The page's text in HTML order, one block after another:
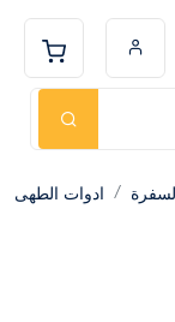
ادوات الطهى